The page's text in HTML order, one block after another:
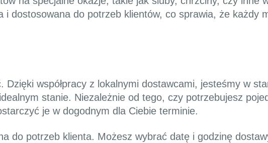
dostosowana do potrzeb klientów, co sprawia, że każdy
współpracy z lokalnymi dostawcami, jesteśmy w
stanie. Niezależnie od tego, czy potrzebujesz
je w dogodnym dla Ciebie terminie.
do potrzeb klienta. Możesz wybrać datę i godzinę